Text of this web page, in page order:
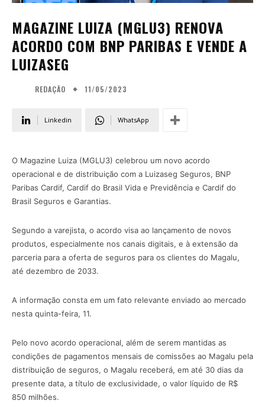
MAGAZINE LUIZA (MGLU3) RENOVA
ACORDO COM BNP PARIBAS E VENDE A
LUIZASEG
REDAÇÃO 11/05/2023
Linkedin WhatsApp
O Magazine Luiza (MGLU3) celebrou um novo acordo
operacional e de distribuição com a Luizaseg Seguros, BNP
Paribas Cardif, Cardif do Brasil Vida e Previdência e Cardif do
Brasil Seguros e Garantias.
Segundo a varejista, o acordo visa ao lançamento de novos
produtos, especialmente nos canais digitais, e à extensão da
parceria para a oferta de seguros para os clientes do Magalu,
até dezembro de 2033.
A informação consta em um fato relevante enviado ao mercado
nesta quinta-feira, 11.
Pelo novo acordo operacional, além de serem mantidas as
condições de pagamentos mensais de comissões ao Magalu pela
distribuição de seguros, o Magalu receberá, em até 30 dias da
presente data, a título de exclusividade, o valor líquido de R$
850 milhões.